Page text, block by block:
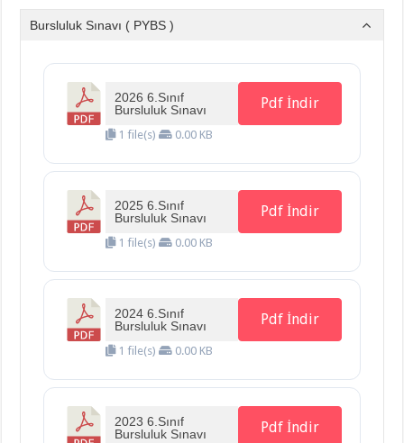
Bursluluk Sınavı ( PYBS )
2026 6.Sınıf
Bursluluk Sınavı
1 file(s) 0.00 KB
Pdf İndir
2025 6.Sınıf
Bursluluk Sınavı
1 file(s) 0.00 KB
Pdf İndir
2024 6.Sınıf
Bursluluk Sınavı
1 file(s) 0.00 KB
Pdf İndir
2023 6.Sınıf
Bursluluk Sınavı
Pdf İndir